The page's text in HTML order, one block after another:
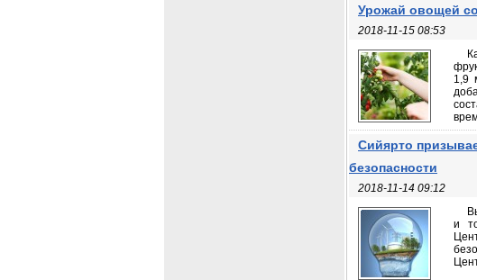
Урожай овощей
2018-11-15 08:53
1,9
Сийярто
безопасности
2018-11-14 09:12
и